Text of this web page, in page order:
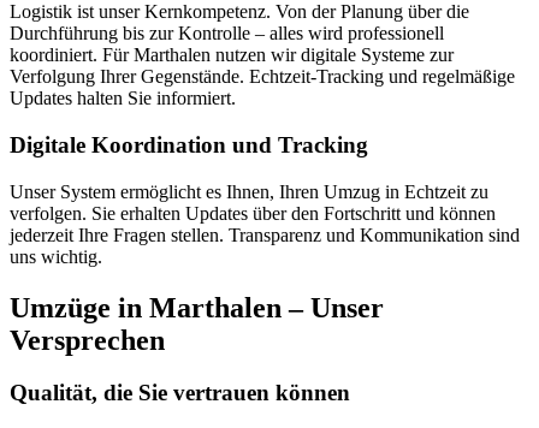
Logistik ist unser Kernkompetenz. Von der Planung über die
Durchführung bis zur Kontrolle – alles wird professionell
koordiniert. Für Marthalen nutzen wir digitale Systeme zur
Verfolgung Ihrer Gegenstände. Echtzeit-Tracking und regelmäßige
Updates halten Sie informiert.
Digitale Koordination und Tracking
Unser System ermöglicht es Ihnen, Ihren Umzug in Echtzeit zu
verfolgen. Sie erhalten Updates über den Fortschritt und können
jederzeit Ihre Fragen stellen. Transparenz und Kommunikation sind
uns wichtig.
Umzüge in Marthalen – Unser
Versprechen
Qualität, die Sie vertrauen können